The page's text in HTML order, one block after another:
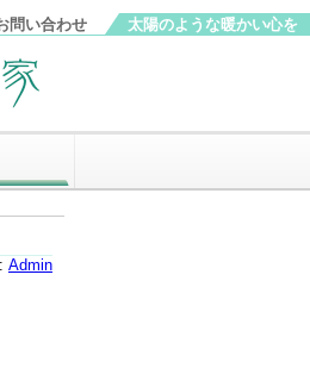
太陽のような暖かい心を
問い合わせ
Admin